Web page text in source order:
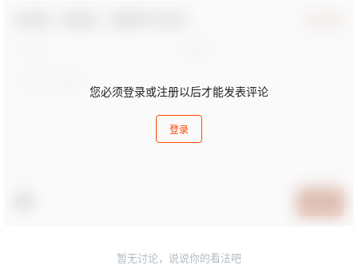
您必须登录或注册以后才能发表评论
登录
暂无讨论，说说你的看法吧